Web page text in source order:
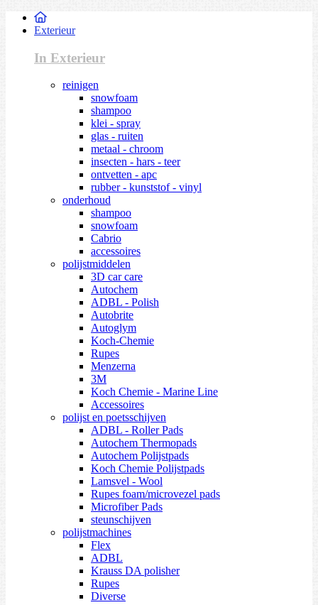
Exterieur
In Exterieur
reinigen
snowfoam
shampoo
klei - spray
glas - ruiten
metaal - chroom
insecten - hars - teer
ontvetten - apc
rubber - kunststof - vinyl
onderhoud
shampoo
snowfoam
Cabrio
accessoires
polijstmiddelen
3D car care
Autochem
ADBL - Polish
Autobrite
Autoglym
Koch-Chemie
Rupes
Menzerna
3M
Koch Chemie - Marine Line
Accessoires
polijst en poetsschijven
ADBL - Roller Pads
Autochem Thermopads
Autochem Polijstpads
Koch Chemie Polijstpads
Lamsvel - Wool
Rupes foam/microvezel pads
Microfiber Pads
steunschijven
polijstmachines
Flex
ADBL
Krauss DA polisher
Rupes
Diverse